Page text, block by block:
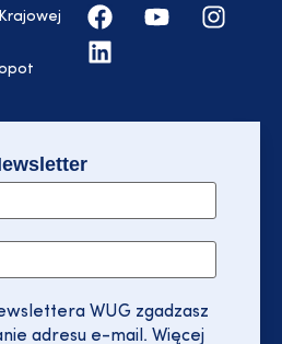
WUG zgadzasz
adresu e-mail. Więcej